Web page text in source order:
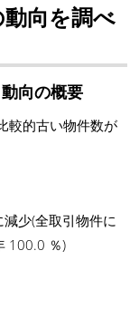
向を調べ
向の概要
較的古い物件数が
少(全取引物件に
100.0 ％)